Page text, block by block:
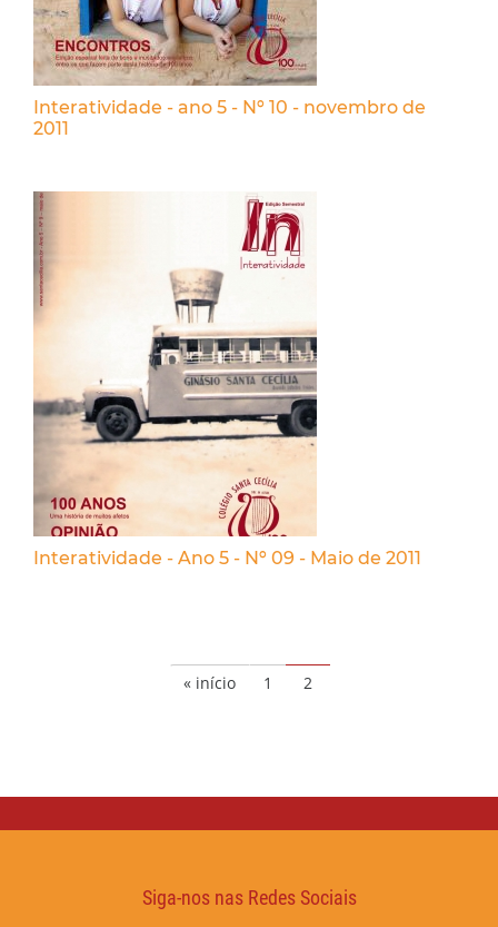
Interatividade - ano 5 - Nº 10 - novembro de
2011
Interatividade - Ano 5 - Nº 09 - Maio de 2011
« início 1 2
Siga-nos nas Redes Sociais